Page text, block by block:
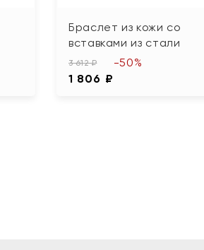
Браслет из кожи со
вставками из стали
3 612 ₽
1 806 ₽
-50%